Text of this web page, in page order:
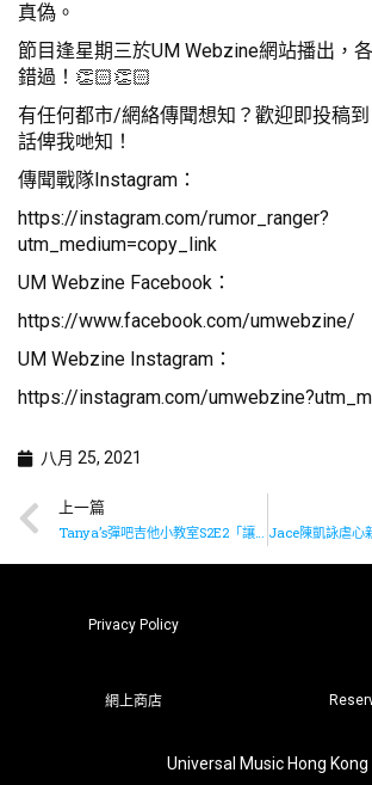
真偽。
節目逢星期三於UM Webzine網站播出，
錯過！👏🏻👏🏻
有任何都市/網絡傳聞想知？歡迎即投稿到
話俾我哋知！
傳聞戰隊Instagram：
https://instagram.com/rumor_ranger?
utm_medium=copy_link
UM Webzine Facebook：
https://www.facebook.com/umwebzine/
UM Webzine Instagram：
https://instagram.com/
八月 25, 2021
上一篇
Tanya’s彈吧吉他小教室S2E2「讓浪漫作主」上線了
Privacy Policy
網上商店
Universal Music Hong Kong